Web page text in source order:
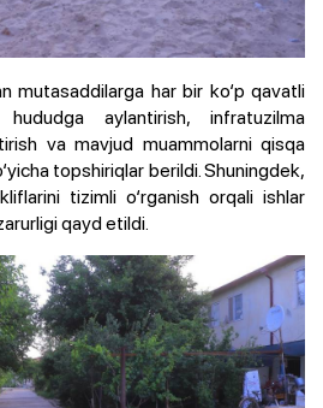
mutasaddilarga har bir ko‘p qavatli
aylantirish, infratuzilma
va mavjud muammolarni qisqa
topshiriqlar berildi. Shuningdek,
tizimli o‘rganish orqali ishlar
qayd etildi.